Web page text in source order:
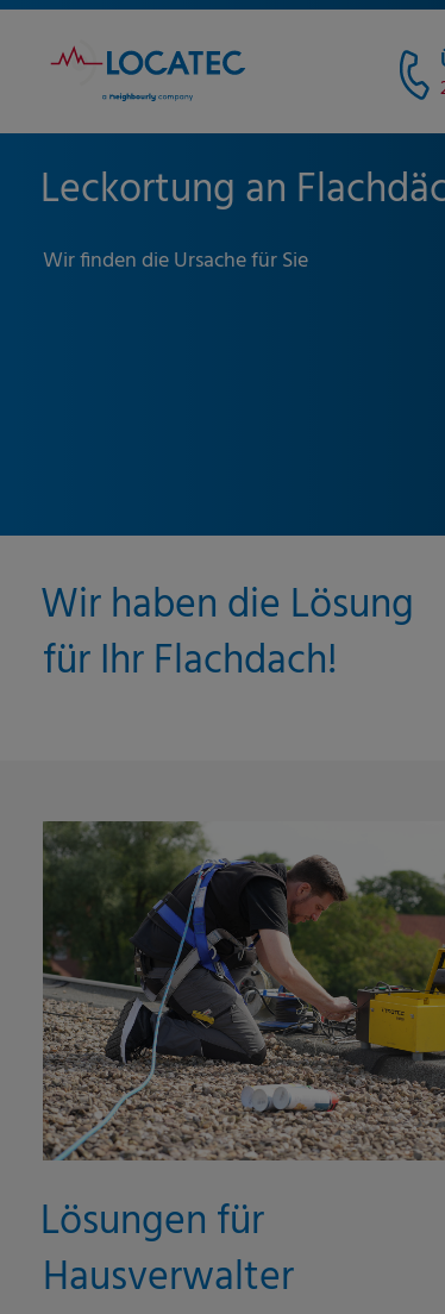
Leckortung an
Wir finden die Ursache für Sie
Wir haben die Lösung
für Ihr Flachdach!
Lösungen für
Hausverwalter